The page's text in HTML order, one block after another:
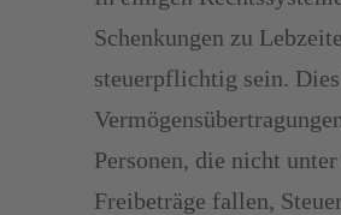
Schenkungen zu
steuerpflichtig sein. Dies
Personen, die nicht
Freibeträge fallen,